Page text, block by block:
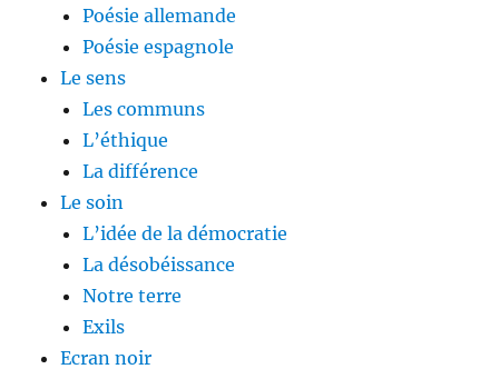
Poésie allemande
Poésie espagnole
Le sens
Les communs
L’éthique
La différence
Le soin
L’idée de la démocratie
La désobéissance
Notre terre
Exils
Ecran noir